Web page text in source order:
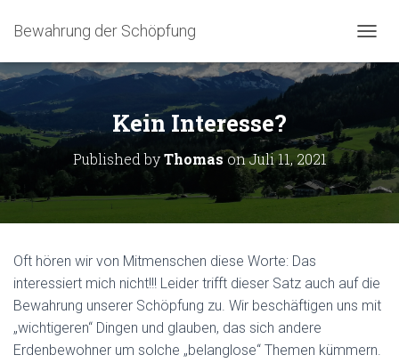
Bewahrung der Schöpfung
Kein Interesse?
Published byThomasonJuli 11, 2021
Oft hören wir von Mitmenschen diese Worte: Das
interessiert mich nicht!!! Leider trifft dieser Satz auch auf die
Bewahrung unserer Schöpfung zu. Wir beschäftigen uns mit
„wichtigeren“ Dingen und glauben, das sich andere
Erdenbewohner um solche „belanglose“ Themen kümmern.